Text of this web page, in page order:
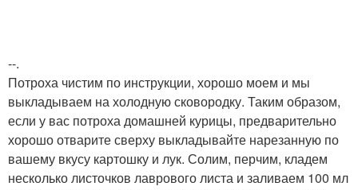
--.
Потроха чистим по инструкции, хорошо моем и мы
выкладываем на холодную сковородку. Таким образом,
если у вас потроха домашней курицы, предварительно
хорошо отварите сверху выкладывайте нарезанную по
вашему вкусу картошку и лук. Солим, перчим, кладем
несколько листочков лаврового листа и заливаем 100 мл